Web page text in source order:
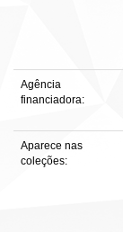
Agência
financiadora:
Aparece nas
coleções: